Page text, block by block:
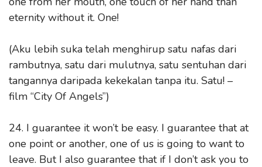
eternity without it. One!
(Aku lebih suka telah menghirup satu nafas dari
rambutnya, satu dari mulutnya, satu sentuhan dari
tangannya daripada kekekalan tanpa itu. Satu! –
film “City Of Angels”)
24. I guarantee it won’t be easy. I guarantee that at
one point or another, one of us is going to want to
leave. But I also guarantee that if I don’t ask you to